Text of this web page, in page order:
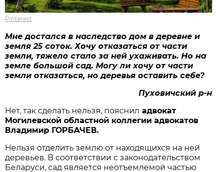
Pinterest
Мне достался в наследство дом в деревне и
земля 25 соток. Хочу отказаться от части
земли, тяжело стало за ней ухаживать. Но на
земле большой сад. Могу ли хочу от части
земли отказаться, но деревья оставить себе?
Пуховичский р-н
Нет, так сделать нельзя, пояснил адвокат
Могилевской областной коллегии адвокатов
Владимир ГОРБАЧЕВ.
Нельзя отделить землю от находящихся на ней
деревьев. В соответствии с законодательством
Беларуси, сад является неотъемлемой частью